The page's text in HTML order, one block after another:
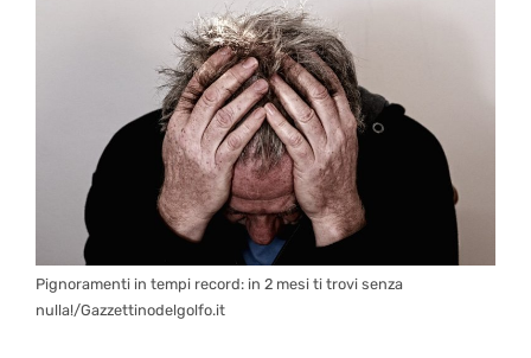
Pignoramenti in tempi record: in 2 mesi ti trovi senza
nulla!/Gazzettinodelgolfo.it